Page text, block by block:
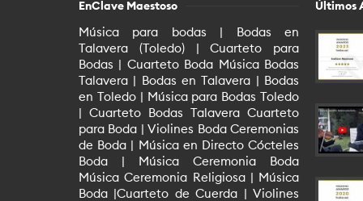
EnClave Maestoso
Música para bodas | Bodas en
Talavera (Toledo) | Cuarteto para
Bodas | Cuarteto Boda Música Bodas
Talavera | Bodas en Talavera | Bodas
en Toledo | Música para Bodas Toledo
| Cuarteto Bodas Talavera Cuarteto
para Boda | Violines Boda Ceremonias
de Boda | Música en Directo Cócteles
Boda | Música Ceremonia Boda
Música Ceremonia Religiosa | Música
Boda |Cuarteto de Cuerda | Violines
Últimos